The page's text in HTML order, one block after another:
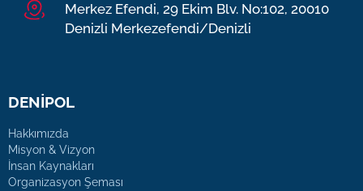
Merkez Efendi, 29 Ekim Blv. No:102, 20010
Denizli Merkezefendi/Denizli
DENİPOL
Hakkımızda
Misyon & Vizyon
İnsan Kaynakları
Organizasyon Şeması